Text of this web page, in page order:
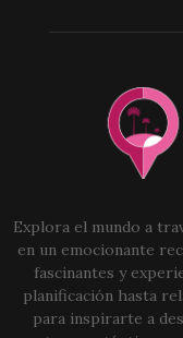
Explora el mundo a
en un emocionante
fascinantes y
planificación hasta
para inspirarte a